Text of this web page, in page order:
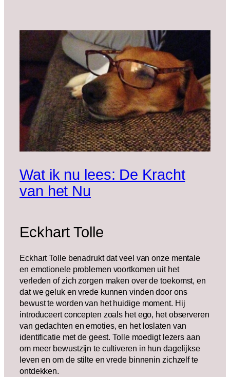
Wat ik nu lees: De Kracht
van het Nu
Eckhart Tolle
Eckhart Tolle benadrukt dat veel van onze mentale
en emotionele problemen voortkomen uit het
verleden of zich zorgen maken over de toekomst, en
dat we geluk en vrede kunnen vinden door ons
bewust te worden van het huidige moment. Hij
introduceert concepten zoals het ego, het observeren
van gedachten en emoties, en het loslaten van
identificatie met de geest. Tolle moedigt lezers aan
om meer bewustzijn te cultiveren in hun dagelijkse
leven en om de stilte en vrede binnenin zichzelf te
ontdekken.